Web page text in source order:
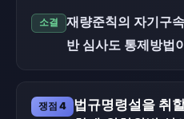
소결
재량준칙의 자기구
반 심사도 통제방법
쟁점 4
법규명령설을 취